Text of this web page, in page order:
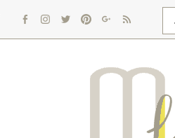
facebookInstagram
twitterpinterest
google
rss